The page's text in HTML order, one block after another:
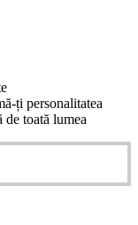
ți personalitatea
de toată lumea